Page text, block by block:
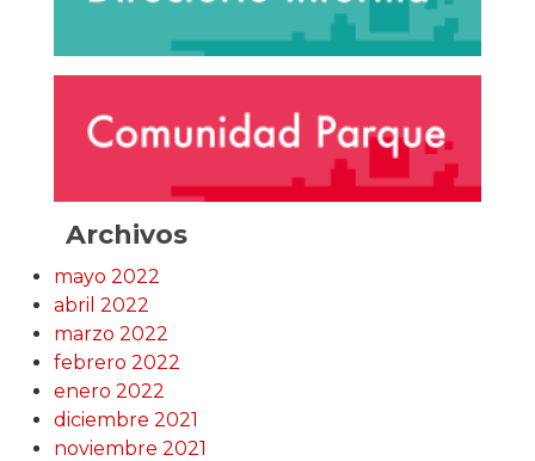
Archivos
mayo 2022
abril 2022
marzo 2022
febrero 2022
enero 2022
diciembre 2021
noviembre 2021